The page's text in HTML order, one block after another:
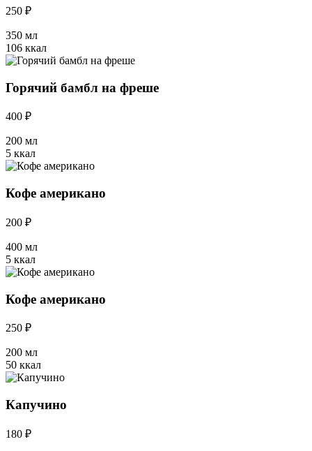
250 ₽
350 мл
106 ккал
Горячий бамбл на фреше
400 ₽
200 мл
5 ккал
Кофе американо
200 ₽
400 мл
5 ккал
Кофе американо
250 ₽
200 мл
50 ккал
Капучино
180 ₽